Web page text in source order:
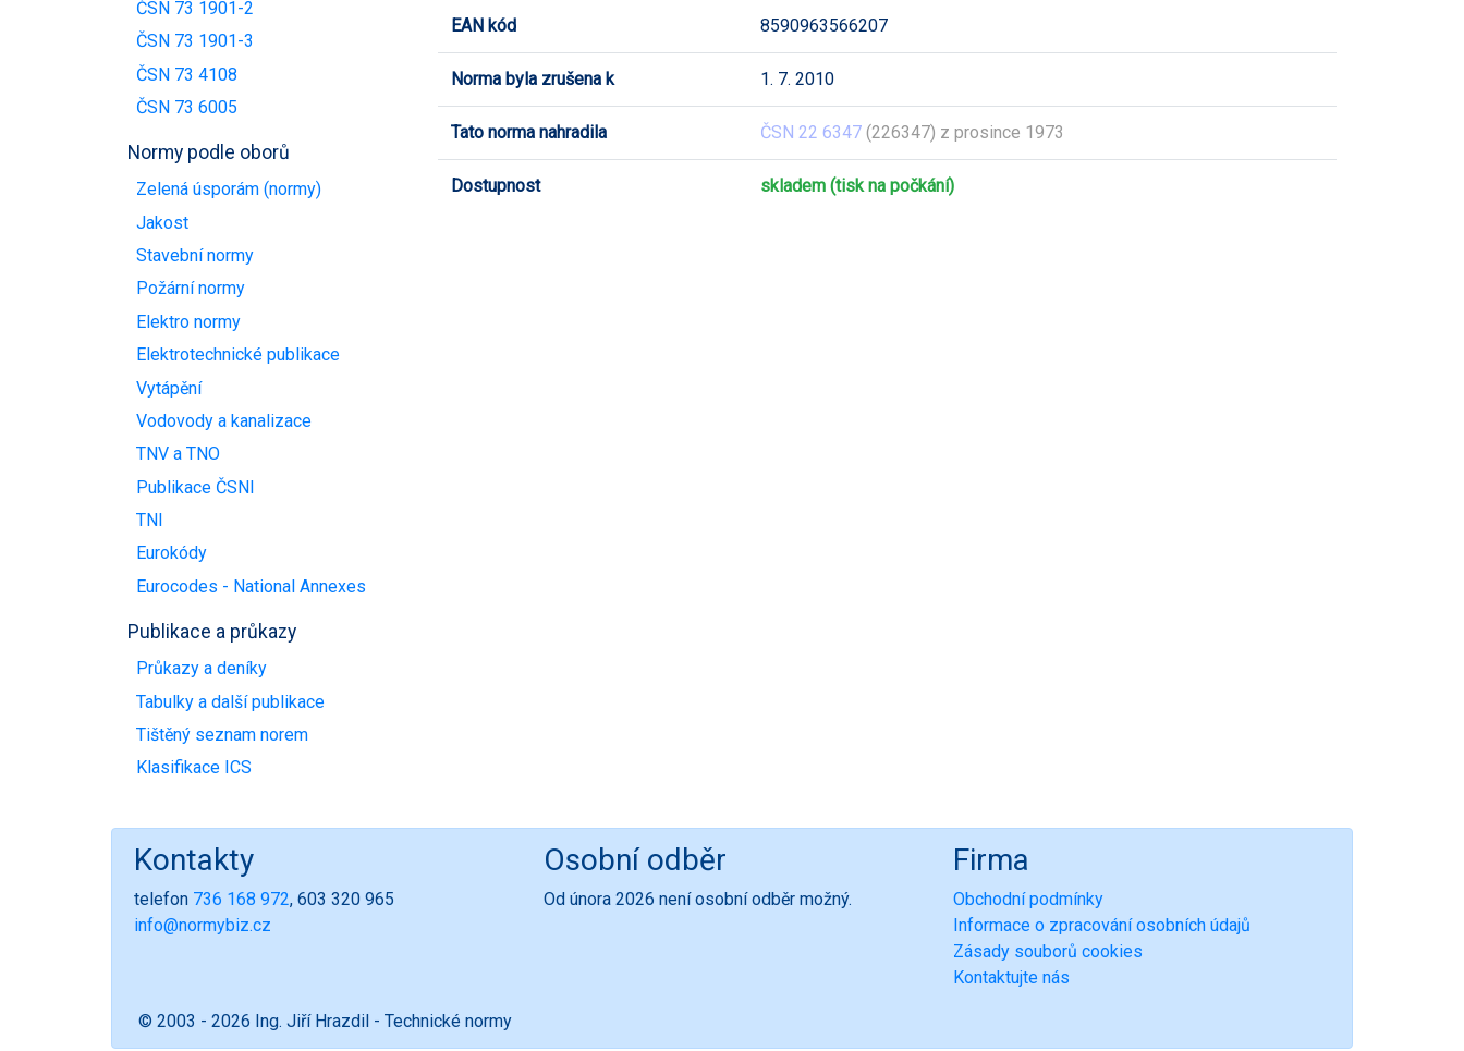
ČSN 73 1901-2
ČSN 73 1901-3
ČSN 73 4108
ČSN 73 6005
Normy podle oborů
Zelená úsporám (normy)
Jakost
Stavební normy
Požární normy
Elektro normy
Elektrotechnické publikace
Vytápění
Vodovody a kanalizace
TNV a TNO
Publikace ČSNI
TNI
Eurokódy
Eurocodes - National Annexes
Publikace a průkazy
Průkazy a deníky
Tabulky a další publikace
Tištěný seznam norem
Klasifikace ICS
EAN kód 8590963566207
Norma byla zrušena k 1. 7. 2010
Tato norma nahradila ČSN 22 6347 (226347) z prosince 1973
Dostupnost skladem (tisk na počkání)
Kontakty
telefon 736 168 972, 603 320 965
info@normybiz.cz
Osobní odběr
Od února 2026 není osobní odběr možný.
Firma
Obchodní podmínky
Informace o zpracování osobních údajů
Zásady souborů cookies
Kontaktujte nás
© 2003 - 2026 Ing. Jiří Hrazdil - Technické normy